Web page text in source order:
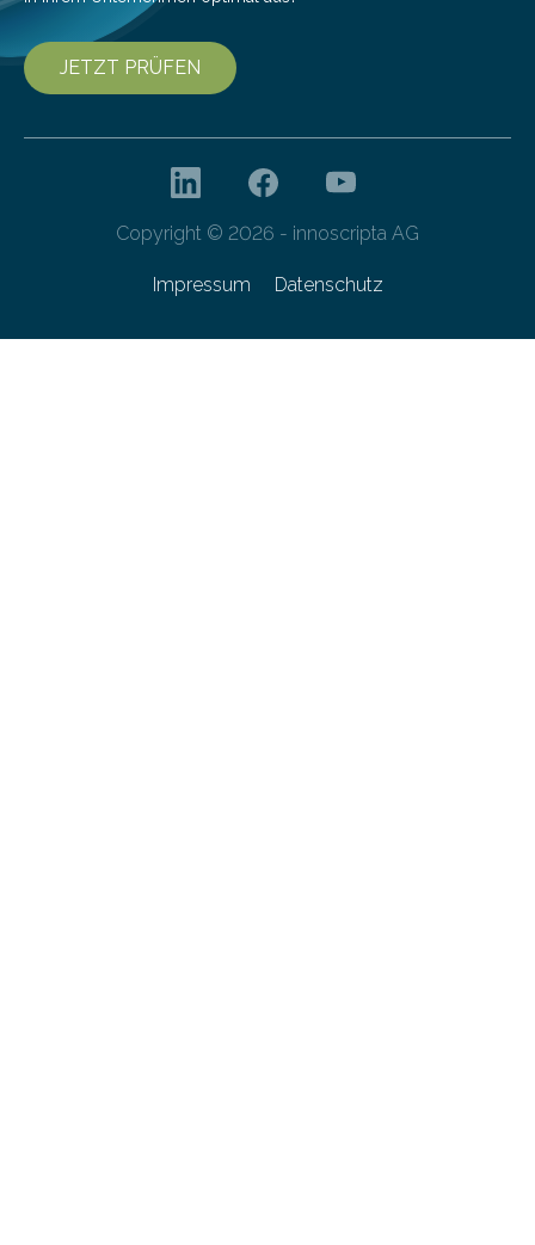
JETZT PRÜFEN
Copyright © 2026 - innoscripta AG
Impressum Datenschutz